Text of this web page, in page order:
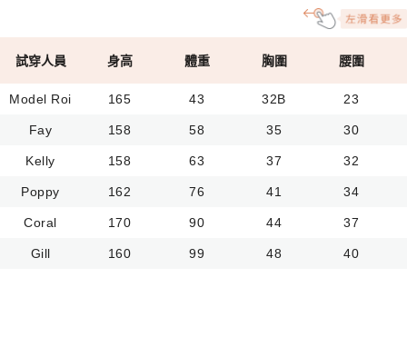
試穿人員 身高 體重 胸圍 腰圍
Model Roi 165 43 32B 23
Fay 158 58 35 30
Kelly 158 63 37 32
Poppy 162 76 41 34
Coral 170 90 44 37
Gill 160 99 48 40